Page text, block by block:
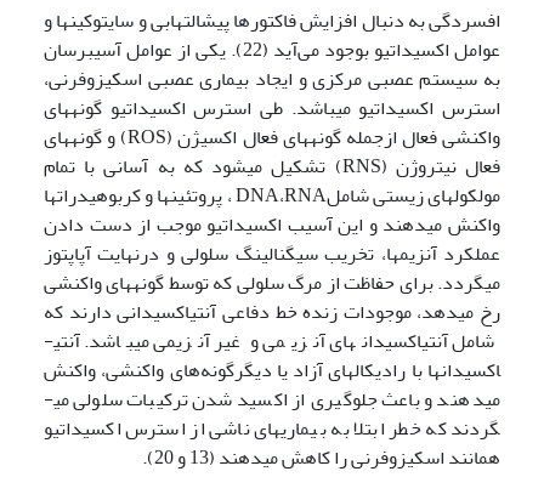
افسردگی به دنبال افزایش فاکتورها پیش­التهابی و سایتوکین­ها و
عوامل اکسیداتیو بوجود می‌آید (22). یکی از عوامل آسیب­رسان
به سیستم عصبی مرکزی و ایجاد بیماری عصبی اسکیزوفرنی،
استرس اکسیداتیو می­باشد. طی استرس اکسیداتیو گونه­های
واکنشی فعال ازجمله گونه‏های فعال اکسیژن (ROS) و گونه­های
فعال نیتروژن (RNS) تشکیل می­شود که به ‌آسانی با تمام
مولکول­های زیستی شاملDNA،RNA ، پروتئین­ها و کربوهیدرات­ها
واکنش می­دهند و این آسیب اکسیداتیو موجب از دست دادن
عملکرد آنزیم­ها، تخریب سیگنالینگ سلولی و درنهایت آپاپتوز
می­گردد. برای حفاظت از مرگ سلولی که توسط گونه­های واکنشی
رخ می­دهد، موجودات زنده خط دفاعی آنتی‏اکسیدانی دارند که
شامل آنتی­اکسیدان­های آنزیمی و غیر آنزیمی می­باشد. آنتی­
اکسیدان­ها با رادیکال­های آزاد یا دیگرگونه‌های واکنشی، واکنش
می­دهند و باعث جلوگیری از اکسید شدن ترکیبات سلولی می­
گردند که خطر ابتلا به بیماری­های ناشی از استرس اکسیداتیو
همانند اسکیزوفرنی را کاهش می­دهند (13 و 20).